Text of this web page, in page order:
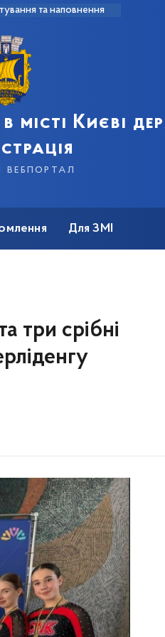
та наповнення
місті Києві
вебпортал
Для ЗМІ
три срібні